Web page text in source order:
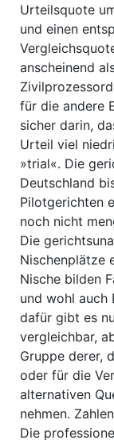
Urteilsquote
und einen
anscheinend
für die andere
sicher darin,
Urteil viel
»trial«. Die
Deutschland
Pilotgerichten
noch nicht
Die
Nischenplätze
Nische bilden
und wohl auch
dafür gibt es
vergleichbar,
Gruppe derer,
oder für die
alternativen
nehmen.
Die